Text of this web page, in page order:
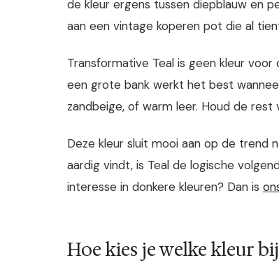
de kleur ergens tussen diepblauw en
aan een vintage koperen pot die al
Transformative Teal is geen kleur
een grote bank werkt het best
zandbeige, of warm leer. Houd de
Deze kleur sluit mooi aan op de trend
aardig vindt, is Teal de logische
interesse in donkere kleuren? Dan is
Hoe kies je welke kleur